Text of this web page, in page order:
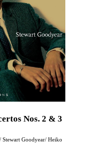
Nos. 2 & 3
Stewart Goodyear/ Heiko